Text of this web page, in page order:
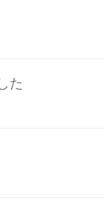
た